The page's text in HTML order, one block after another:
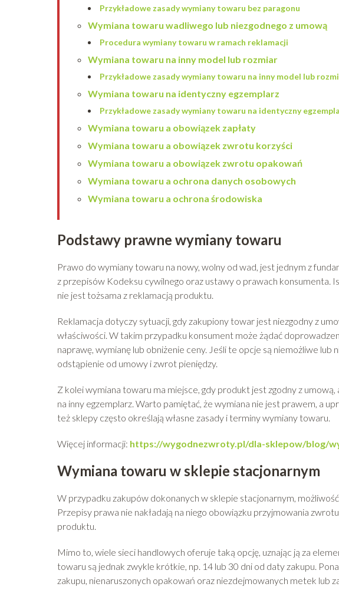
Przykładowe zasady wymiany towaru bez paragonu
Wymiana towaru wadliwego lub niezgodnego z umową
Procedura wymiany towaru w ramach reklamacji
Wymiana towaru na inny model lub rozmiar
Przykładowe zasady wymiany towaru na inny model lub
Wymiana towaru na identyczny egzemplarz
Przykładowe zasady wymiany towaru na identyczny
Wymiana towaru a obowiązek zapłaty
Wymiana towaru a obowiązek zwrotu korzyści
Wymiana towaru a obowiązek zwrotu opakowań
Wymiana towaru a ochrona danych osobowych
Wymiana towaru a ochrona środowiska
Podstawy prawne wymiany towaru
Prawo do wymiany towaru na nowy, wolny od wad, jest jednym z
z przepisów Kodeksu cywilnego oraz ustawy o prawach konsumenta.
nie jest tożsama z reklamacją produktu.
Reklamacja dotyczy sytuacji, gdy zakupiony towar jest niezgodny z
właściwości. W takim przypadku konsument może żądać
naprawę, wymianę lub obniżenie ceny. Jeśli te opcje są niemożliwe lub
odstąpienie od umowy i zwrot pieniędzy.
Z kolei wymiana towaru ma miejsce, gdy produkt jest zgodny z
na inny egzemplarz. Warto pamiętać, że wymiana nie jest prawem, a
też sklepy często określają własne zasady i terminy wymiany towaru.
Więcej informacji: https://wygodnezwroty.pl/dla-sklepow/blog/
Wymiana towaru w sklepie stacjonarnym
W przypadku zakupów dokonanych w sklepie stacjonarnym,
Przepisy prawa nie nakładają na niego obowiązku przyjmowania
produktu.
Mimo to, wiele sieci handlowych oferuje taką opcję, uznając ją za
towaru są jednak zwykle krótkie, np. 14 lub 30 dni od daty zakupu.
zakupu, nienaruszonych opakowań oraz niezdejmowanych metek lub